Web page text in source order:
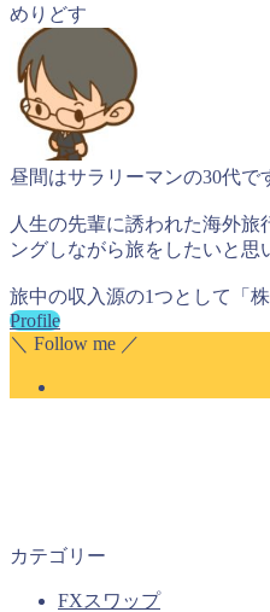
めりどす
昼間はサラリーマンの30代で
人生の先輩に誘われた海外旅
ングしながら旅をしたいと思
旅中の収入源の1つとして「
Profile
＼ Follow me ／
カテゴリー
FXスワップ